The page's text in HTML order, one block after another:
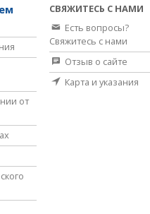
от
СВЯЖИТЕСЬ С НАМИ
Есть вопросы?
Свяжитесь с нами
Отзыв о сайте
Карта и указания